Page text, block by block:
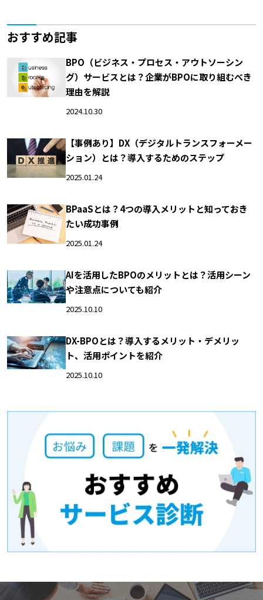
おすすめ記事
BPO（ビジネス・プロセス・アウトソーシン
グ）サービスとは？企業がBPOに取り組むべき
理由を解説
2024.10.30
【事例あり】DX（デジタルトランスフォーメー
ション）とは？導入するためのステップ
2025.01.24
BPaaSとは？4つの導入メリットと知っておき
たい成功事例
2025.01.24
AIを活用したBPOのメリットとは？活用シーン
や注意点についても紹介
2025.10.10
DX-BPOとは？導入するメリット・デメリッ
ト、活用ポイントを紹介
2025.10.10